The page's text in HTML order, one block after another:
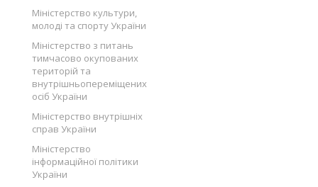
Міністерство культури,
молоді та спорту України
Міністерство з питань
тимчасово окупованих
територій та
внутрішньопереміщених
осіб України
Міністерство внутрішніх
справ України
Міністерство
інформаційної політики
України